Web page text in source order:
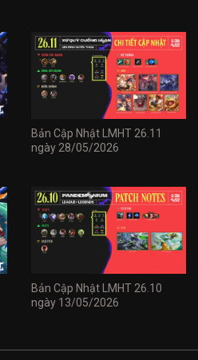
Bản Cập Nhật LMHT 26.11
ngày 28/05/2026
Bản Cập Nhật LMHT 26.10
ngày 13/05/2026